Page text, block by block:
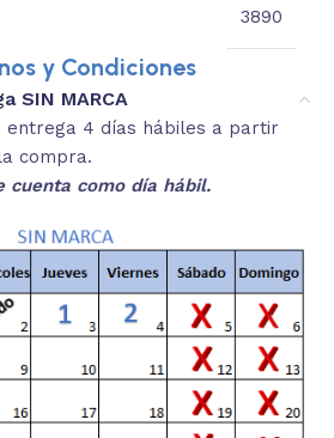
3890
y Condiciones
SIN MARCA
entrega 4 días hábiles a partir
compra.
cuenta como día hábil.